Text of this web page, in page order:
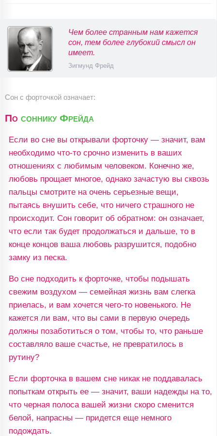
Чем более странным нам кажется
сон, тем более глубокий смысл он
имеет.
Зигмунд Фрейд
Сон с форточкой означает:
По соннику Фрейда
Если во сне вы открывали форточку — значит, вам
необходимо что-то срочно изменить в ваших
отношениях с любимым человеком. Конечно же,
любовь прощает многое, однако зачастую вы сквозь
пальцы смотрите на очень серьезные вещи,
пытаясь внушить себе, что ничего страшного не
происходит. Сон говорит об обратном: он означает,
что если так будет продолжаться и дальше, то в
конце концов ваша любовь разрушится, подобно
замку из песка.
Во сне подходить к форточке, чтобы подышать
свежим воздухом — семейная жизнь вам слегка
приелась, и вам хочется чего-то новенького. Не
кажется ли вам, что вы сами в первую очередь
должны позаботиться о том, чтобы то, что раньше
составляло ваше счастье, не превратилось в
рутину?
Если форточка в вашем сне никак не поддавалась
попыткам открыть ее — значит, ваши надежды на то,
что черная полоса вашей жизни скоро сменится
белой, напрасны — придется еще немного
подождать.